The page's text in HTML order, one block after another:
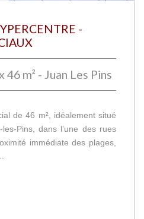
-
m² - Juan Les Pins
de 46 m², idéalement situé
Pins, dans l’une des rues
immédiate des plages,